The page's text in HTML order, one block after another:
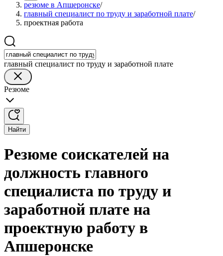
резюме в Апшеронске/
главный специалист по труду и заработной плате/
проектная работа
главный специалист по труду и заработной плате
Резюме
Найти
Резюме соискателей на
должность главного
специалиста по труду и
заработной плате на
проектную работу в
Апшеронске